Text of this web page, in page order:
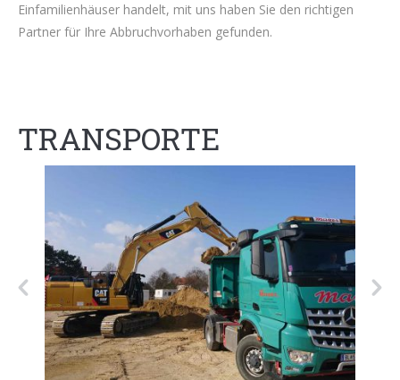
Einfamilienhäuser handelt, mit uns haben Sie den richtigen
Partner für Ihre Abbruchvorhaben gefunden.
TRANSPORTE